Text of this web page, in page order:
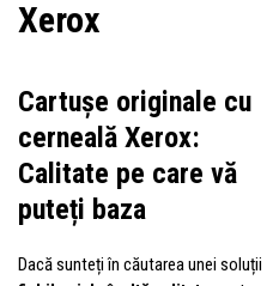
Xerox
Cartușe originale cu
cerneală Xerox:
Calitate pe care vă
puteți baza
Dacă sunteți în căutarea unei soluții